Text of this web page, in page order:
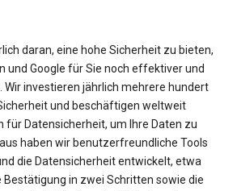
daran, eine hohe Sicherheit zu bieten,
und Google für Sie noch effektiver und
investieren jährlich mehrere hundert
und beschäftigen weltweit
für Datensicherheit, um Ihre Daten zu
haben wir benutzerfreundliche Tools
die Datensicherheit entwickelt, etwa
Bestätigung in zwei Schritten sowie die